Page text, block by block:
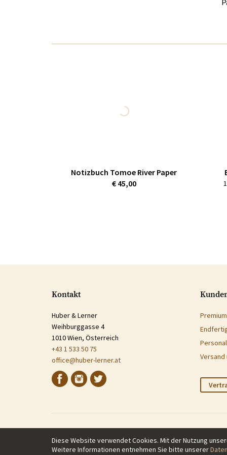
Notizbuch Tomoe River Paper
€ 45,00
Kontakt
Huber & Lerner
Weihburggasse 4
1010 Wien, Österreich
+43 1 533 50 75
office@huber-lerner.at
Versand
Diese Website verwendet Cookies. Mit der Nutzung
Weitere Informationen entnehmen Sie bitte unserer